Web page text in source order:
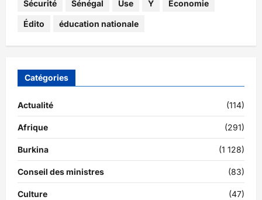
Sécurité Sénégal Use Y Économie
Édito éducation nationale
Catégories
Actualité (114)
Afrique (291)
Burkina (1 128)
Conseil des ministres (83)
Culture (47)